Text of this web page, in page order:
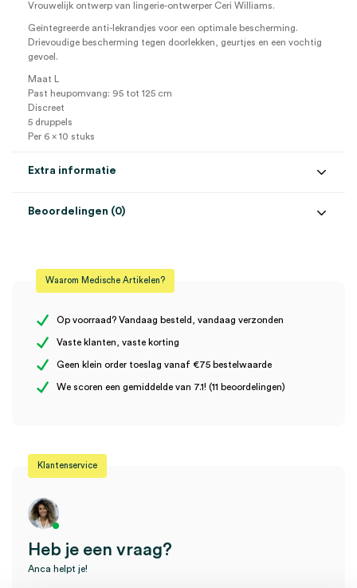
Vrouwelijk ontwerp van lingerie-ontwerper Ceri Williams.
Geïntegreerde anti-lekrandjes voor een optimale bescherming.
Drievoudige bescherming tegen doorlekken, geurtjes en een vochtig
gevoel.
Maat L
Past heupomvang: 95 tot 125 cm
Discreet
5 druppels
Per 6 x 10 stuks
Extra informatie
Maat L
Model
Steriel onsteriel
Beoordelingen (0)
Er zijn nog geen beoordelingen.
incontinentiebroekjes, L, discreet, 5 druppels (6×10)” te
Waarom Medische Artikelen?
Op voorraad? Vandaag besteld, vandaag verzonden
Vaste klanten, vaste korting
Geen klein order toeslag vanaf €75 bestelwaarde
We scoren een gemiddelde van 7.1! (11 beoordelingen)
Klantenservice
Heb je een vraag?
Anca helpt je!